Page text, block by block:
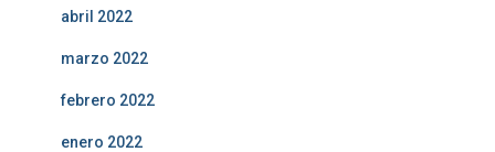
abril 2022
marzo 2022
febrero 2022
enero 2022